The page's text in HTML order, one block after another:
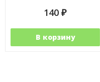
140 ₽
В корзину